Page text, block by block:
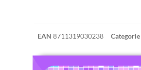
EAN8711319030238 Categorie